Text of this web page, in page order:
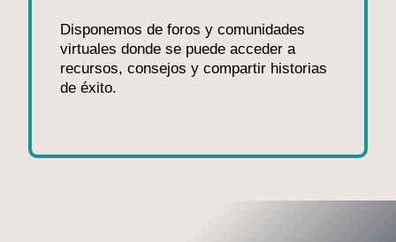
Disponemos de foros y comunidades
virtuales donde se puede acceder a
recursos, consejos y compartir historias
de éxito.